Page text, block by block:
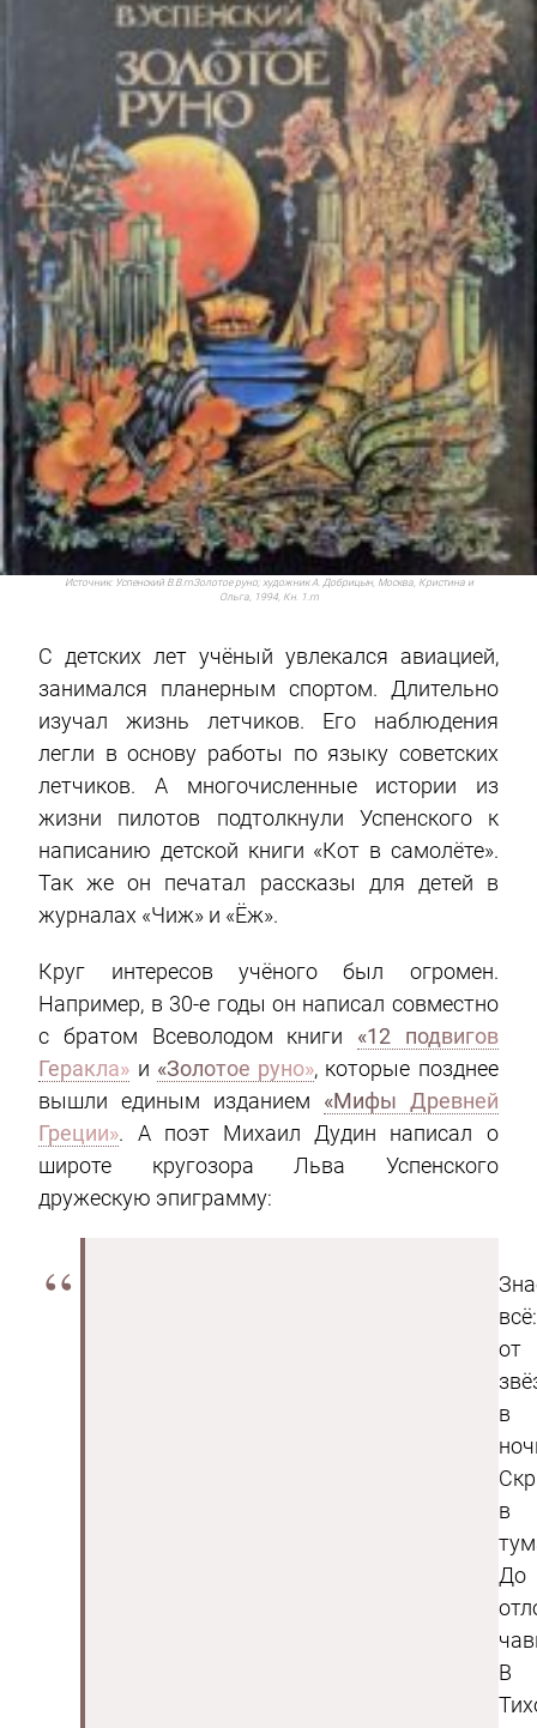
Источник: Успенский В.В.rnЗолотое руно; художник А. Добрицын, Москва, Кристина и
Ольга, 1994, Кн. 1.rn
С детских лет учёный увлекался авиацией,
занимался планерным спортом. Длительно
изучал жизнь летчиков. Его наблюдения
легли в основу работы по языку советских
летчиков. А многочисленные истории из
жизни пилотов подтолкнули Успенского к
написанию детской книги «Кот в самолёте».
Так же он печатал рассказы для детей в
журналах «Чиж» и «Ёж».
Круг интересов учёного был огромен.
Например, в 30-е годы он написал совместно
с братом Всеволодом книги «12 подвигов
Геракла» и «Золотое руно», которые позднее
вышли единым изданием «Мифы Древней
Греции». А поэт Михаил Дудин написал о
широте кругозора Льва Успенского
дружескую эпиграмму:
всё:
от
в
в
До
В